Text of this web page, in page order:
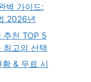
벽 가이드:
2026년
추천 TOP 5
최고의 선택
& 무료 시